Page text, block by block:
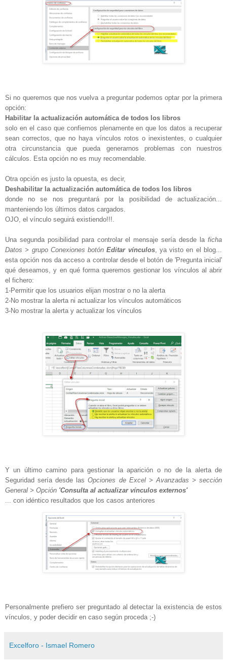
Si no queremos que nos vuelva a preguntar podemos optar por la primera
opción:
Habilitar la actualización automática de todos los libros
solo en el caso que confiemos plenamente en que los datos a recuperar
sean correctos, que no haya vínculos rotos o inexistentes, o cualquier
otra circunstancia que pueda generarnos problemas con nuestros
cálculos. Esta opción no es muy recomendable.
Otra opción es justo la opuesta, es decir,
Deshabilitar la actualización automática de todos los libros
donde no se nos preguntará por la posibilidad de actualización...
manteniendo los últimos datos cargados.
OJO, el vínculo seguirá existiendo!!!.
Una segunda posibilidad para controlar el mensaje sería desde la ficha
Datos > grupo Conexiones botónEditar vínculos, ya visto en el blog...
esta opción nos da acceso a controlar desde el botón de 'Pregunta inicial'
qué deseamos, y en qué forma queremos gestionar los vínculos al abrir
el fichero:
1-Permitir que los usuarios elijan mostrar o no la alerta
2-No mostrar la alerta ni actualizar los vínculos automáticos
3-No mostrar la alerta y actualizar los vínculos
Y un último camino para gestionar la aparición o no de la alerta de
Seguridad sería desde lasOpciones de Excel > Avanzadas > sección
General > Opción 'Consulta al actualizar vínculos externos'
... con idéntico resultados que los casos anteriores
Personalmente prefiero ser preguntado al detectar la existencia de estos
vínculos, y poder decidir en caso según proceda ;-)
Excelforo - Ismael Romero